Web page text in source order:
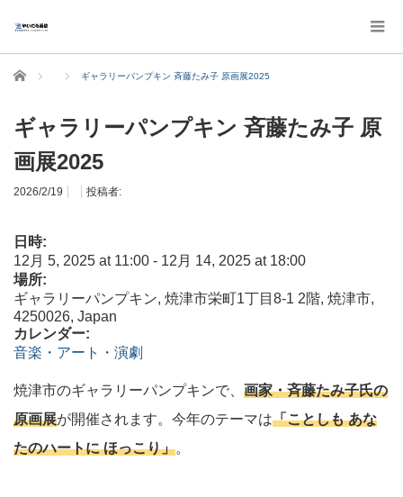
ホーム ギャラリーパンプキン 斉藤たみ子 原画展2025
ギャラリーパンプキン 斉藤たみ子 原
画展2025
2026/2/19 投稿者:
日時:
12月 5, 2025 at 11:00 - 12月 14, 2025 at 18:00
場所:
ギャラリーパンプキン, 焼津市栄町1丁目8-1 2階, 焼津市,
4250026, Japan
カレンダー:
音楽・アート・演劇
焼津市のギャラリーパンプキンで、 画家・斉藤たみ子氏の
原画展が開催されます。今年のテーマは「ことしも あな
たのハートに ほっこり」。